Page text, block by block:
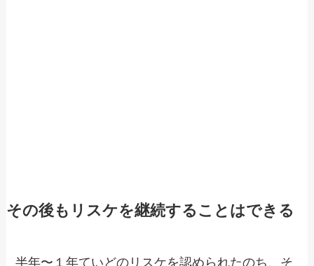
その後もリスケを継続することはできる
半年〜１年ていどのリスケを認められたのち、そ